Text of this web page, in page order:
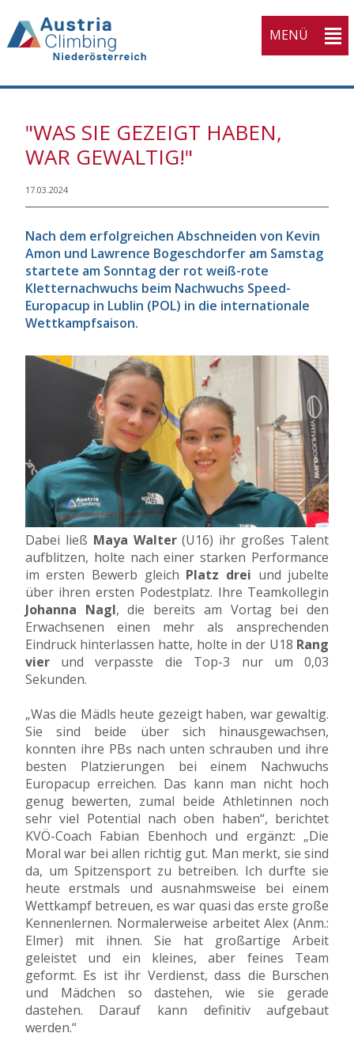
MENÜ
"WAS SIE GEZEIGT HABEN,
WAR GEWALTIG!"
17.03.2024
Nach dem erfolgreichen Abschneiden von Kevin
Amon und Lawrence Bogeschdorfer am Samstag
startete am Sonntag der rot weiß-rote
Kletternachwuchs beim Nachwuchs Speed-
Europacup in Lublin (POL) in die internationale
Wettkampfsaison.
Dabei ließ Maya Walter(U16) ihr großes Talent
aufblitzen, holte nach einer starken Performance
im ersten Bewerb gleich Platz drei und jubelte
über ihren ersten Podestplatz. Ihre Teamkollegin
Johanna Nagl, die bereits am Vortag bei den
Erwachsenen einen mehr als ansprechenden
Eindruck hinterlassen hatte, holte in der U18 Rang
vierund verpasste die Top-3 nur um 0,03
Sekunden.
„Was die Mädls heute gezeigt haben, war gewaltig.
Sie sind beide über sich hinausgewachsen,
konnten ihre PBs nach unten schrauben und ihre
besten Platzierungen bei einem Nachwuchs
Europacup erreichen. Das kann man nicht hoch
genug bewerten, zumal beide Athletinnen noch
sehr viel Potential nach oben haben“, berichtet
KVÖ-Coach Fabian Ebenhoch und ergänzt: „Die
Moral war bei allen richtig gut. Man merkt, sie sind
da, um Spitzensport zu betreiben. Ich durfte sie
heute erstmals und ausnahmsweise bei einem
Wettkampf betreuen, es war quasi das erste große
Kennenlernen. Normalerweise arbeitet Alex (Anm.:
Elmer) mit ihnen. Sie hat großartige Arbeit
geleistet und ein kleines, aber feines Team
geformt. Es ist ihr Verdienst, dass die Burschen
und Mädchen so dastehen, wie sie gerade
dastehen. Darauf kann definitiv aufgebaut
werden.“